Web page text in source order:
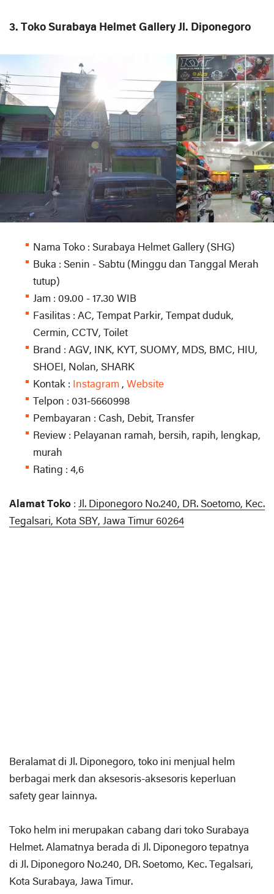
3. Toko Surabaya Helmet Gallery Jl. Diponegoro
Nama Toko : Surabaya Helmet Gallery (SHG)
Buka : Senin - Sabtu (Minggu dan Tanggal Merah
tutup)
Jam : 09.00 - 17.30 WIB
Fasilitas : AC, Tempat Parkir, Tempat duduk,
Cermin, CCTV, Toilet
Brand : AGV, INK, KYT, SUOMY, MDS, BMC, HIU,
SHOEI, Nolan, SHARK
Kontak :
Instagram , Website
Telpon : 031-5660998
Pembayaran : Cash, Debit, Transfer
Review : Pelayanan ramah, bersih, rapih, lengkap,
murah
Rating : 4,6
Alamat Toko : Jl. Diponegoro No.240, DR. Soetomo, Kec.
Tegalsari, Kota SBY, Jawa Timur 60264
Beralamat di Jl. Diponegoro, toko ini menjual helm
berbagai merk dan aksesoris-aksesoris keperluan
safety gear lainnya.
Toko helm ini merupakan cabang dari toko Surabaya
Helmet. Alamatnya berada di Jl. Diponegoro tepatnya
di Jl. Diponegoro No.240, DR. Soetomo, Kec. Tegalsari,
Kota Surabaya, Jawa Timur.